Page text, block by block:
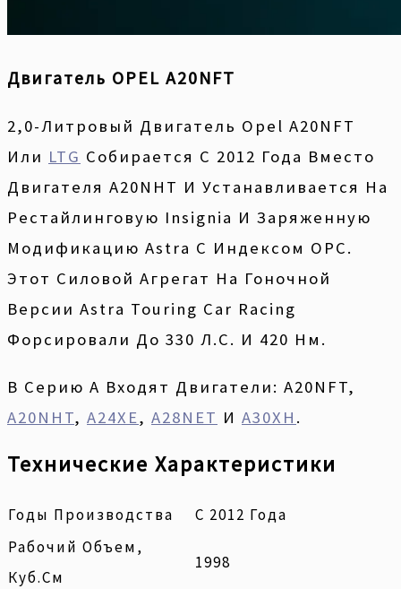
Двигатель OPEL A20NFT
2,0-Литровый Двигатель Opel A20NFT
Или LTG Собирается С 2012 Года Вместо
Двигателя A20NHT И Устанавливается На
Рестайлинговую Insignia И Заряженную
Модификацию Astra С Индексом OPC.
Этот Силовой Агрегат На Гоночной
Версии Astra Touring Car Racing
Форсировали До 330 Л.с. И 420 Нм.
В Серию A Входят Двигатели: A20NFT,
A20NHT, A24XE, A28NET И A30XH .
Технические Характеристики
Годы Производства
С 2012 Года
Рабочий Объем,
Куб.см
1998